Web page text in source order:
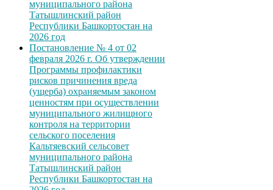
муниципального района
Татышлинский район
Республики Башкортостан на
2026 год
Постановление № 4 от 02
февраля 2026 г. Об утверждении
Программы профилактики
рисков причинения вреда
(ущерба) охраняемым законом
ценностям при осуществлении
муниципального жилищного
контроля на территории
сельского поселения
Кальтяевский сельсовет
муниципального района
Татышлинский район
Республики Башкортостан на